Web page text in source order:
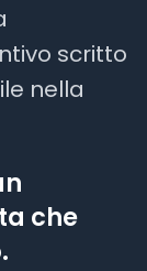
scritto
nella
che